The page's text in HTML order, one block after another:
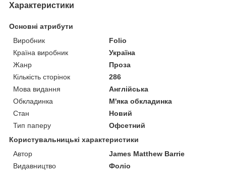
Характеристики
Основні атрибути
Виробник
Folio
Країна виробник
Україна
Жанр
Проза
Кількість сторінок
286
Мова видання
Англійська
Обкладинка
М'яка обкладинка
Стан
Новий
Тип паперу
Офсетний
Користувальницькі характеристики
Автор
James Matthew Barrie
Видавництво
Фоліо